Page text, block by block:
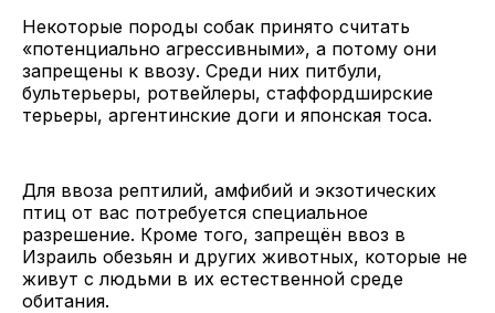
Некоторые породы собак принято считать
«потенциально агрессивными», а потому они
запрещены к ввозу. Среди них питбули,
бультерьеры, ротвейлеры, стаффордширские
терьеры, аргентинские доги и японская тоса.
Для ввоза рептилий, амфибий и экзотических
птиц от вас потребуется специальное
разрешение. Кроме того, запрещён ввоз в
Израиль обезьян и других животных, которые не
живут с людьми в их естественной среде
обитания.